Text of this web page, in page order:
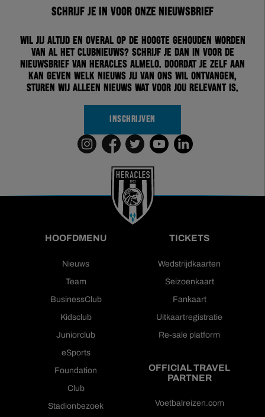
Schrijf je in voor onze nieuwsbrief
Wil jij altijd en overal op de hoogte gehouden worden
van al het clubnieuws? Schrijf je dan in voor de
nieuwsbrief van Heracles Almelo. Doordat je zelf aan
kan geven welk nieuws jij van ons wil ontvangen,
sturen wij alleen nieuws wat voor jou relevant is.
INSCHRIJVEN
HOOFDMENU
Nieuws
Team
BusinessClub
Kidsclub
Juniorclub
eSports
Foundation
Club
Stadionbezoek
TICKETS
Wedstrijdkaarten
Seizoenkaart
Fankaart
Uitkaartregistratie
Re-sale platform
OFFICIAL TRAVEL
PARTNER
Voetbalreizen.com